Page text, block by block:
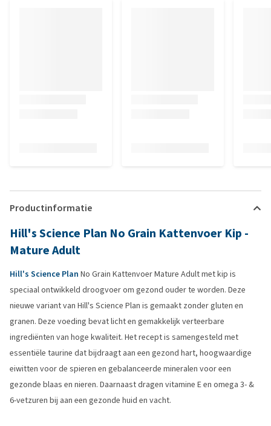
Productinformatie
Hill's Science Plan No Grain Kattenvoer Kip -
Mature Adult
Hill's Science Plan No Grain Kattenvoer Mature Adult met kip is
speciaal ontwikkeld droogvoer om gezond ouder te worden. Deze
nieuwe variant van Hill's Science Plan is gemaakt zonder gluten en
granen. Deze voeding bevat licht en gemakkelijk verteerbare
ingrediënten van hoge kwaliteit. Het recept is samengesteld met
essentiële taurine dat bijdraagt aan een gezond hart, hoogwaardige
eiwitten voor de spieren en gebalanceerde mineralen voor een
gezonde blaas en nieren. Daarnaast dragen vitamine E en omega 3- &
6-vetzuren bij aan een gezonde huid en vacht.